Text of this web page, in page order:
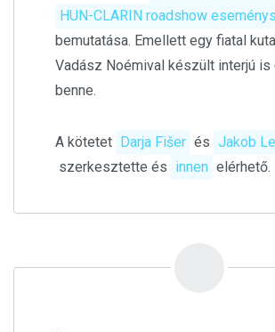
HUN-CLARIN roadshow
bemutatása. Emellett egy fiatal
Vadász Noémival készült interjú is
benne.
A kötetet Darja Fišer és Jakob
szerkesztette és innen elérhető.